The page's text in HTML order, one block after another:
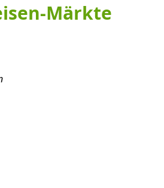
Märkte